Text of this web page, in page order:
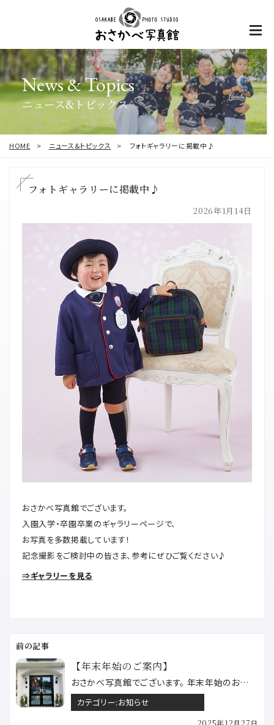
News & Topics
ニュース&トピックス
HOME ニュース&トピックス フォトギャラリーに掲載中♪
フォトギャラリーに掲載中♪
2026年1月14日
おさかべ写真館でございます。
入園入学・卒園卒業のギャラリーページで、
お写真を多数掲載しています！
記念撮影をご検討中の皆さま、参考にぜひご覧ください♪
⇒ギャラリーを見る
【年末年始のご案内】
おさかべ写真館でございます。 年末年始のお休みのご案内です。 令和７年１２月２７日〜 令和８年１月４…
カテゴリー:お知らせ